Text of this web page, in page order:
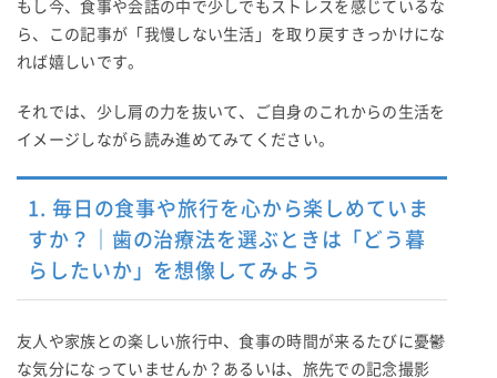
もし今、食事や会話の中で少しでもストレスを感じているな
ら、この記事が「我慢しない生活」を取り戻すきっかけにな
れば嬉しいです。
それでは、少し肩の力を抜いて、ご自身のこれからの生活を
イメージしながら読み進めてみてください。
1. 毎日の食事や旅行を心から楽しめていま
すか？｜歯の治療法を選ぶときは「どう暮
らしたいか」を想像してみよう
友人や家族との楽しい旅行中、食事の時間が来るたびに憂鬱
な気分になっていませんか？あるいは、旅先での記念撮影